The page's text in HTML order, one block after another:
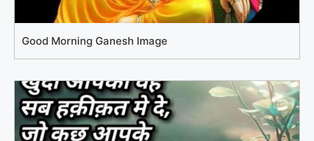
Good Morning Ganesh Image